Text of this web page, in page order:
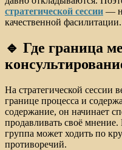
стратегической сессии —
качественной фасилитации.
🔹 Где граница
На стратегической сессии
границе процесса и
содержание, он начинает
продавливать своё мнение.
группа может ходить по
противоречий.